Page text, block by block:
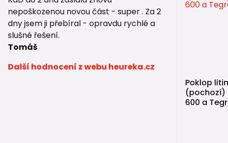
nepoškozenou novou část - super . Za 2
dny jsem ji přebíral - opravdu rychlé a
slušné řešení.
Tomáš
Další hodnocení z webu heureka.cz
lože nebo
Poklop
(pochozí)
600 a